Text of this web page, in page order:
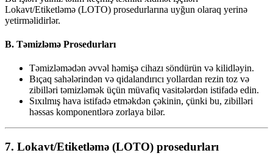
Lokavt/Etiketləmə (LOTO) prosedurlarına uyğun olaraq yerinə
yetirməlidirlər.
B. Təmizləmə Prosedurları
Təmizləmədən əvvəl həmişə cihazı söndürün və kilidləyin.
Bıçaq sahələrindən və qidalandırıcı yollardan rezin toz və
zibilləri təmizləmək üçün müvafiq vasitələrdən istifadə edin.
Sıxılmış hava istifadə etməkdən çəkinin, çünki bu, zibilləri
həssas komponentlərə zorlaya bilər.
7. Lokavt/Etiketləmə (LOTO) prosedurları